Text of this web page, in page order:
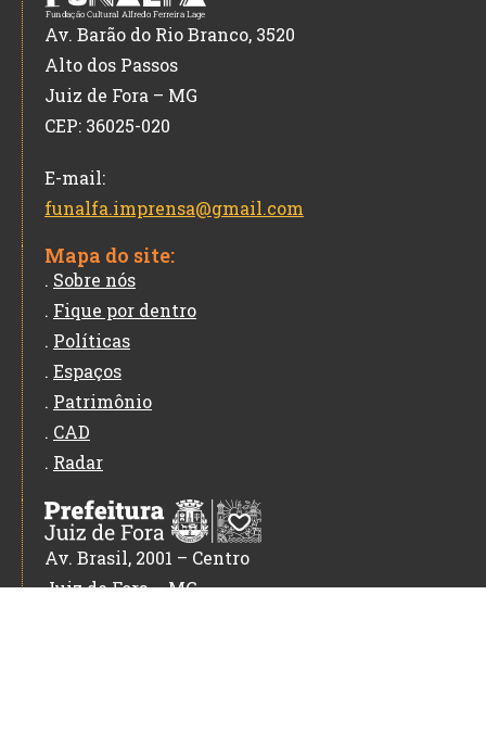
Av. Barão do Rio Branco, 3520
Alto dos Passos
Juiz de Fora – MG
CEP: 36025-020
E-mail:
funalfa.imprensa@gmail.com
Mapa do site:
. Sobre nós
. Fique por dentro
. Políticas
. Espaços
. Patrimônio
. CAD
. Radar
Av. Brasil, 2001 – Centro
Juiz de Fora – MG